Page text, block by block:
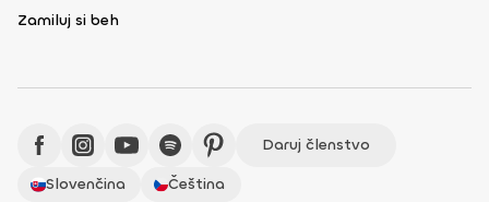
Zamiluj si beh
Daruj členstvo
Slovenčina
Čeština